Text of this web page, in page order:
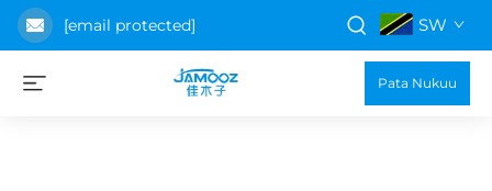
[email protected] SW
Pata Nukuu